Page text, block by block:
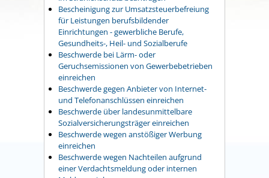
Bescheinigung zur Umsatzsteuerbefreiung
für Leistungen berufsbildender
Einrichtungen - gewerbliche Berufe,
Gesundheits-, Heil- und Sozialberufe
Beschwerde bei Lärm- oder
Geruchsemissionen von Gewerbebetrieben
einreichen
Beschwerde gegen Anbieter von Internet-
und Telefonanschlüssen einreichen
Beschwerde über landesunmittelbare
Sozialversicherungsträger einreichen
Beschwerde wegen anstößiger Werbung
einreichen
Beschwerde wegen Nachteilen aufgrund
einer Verdachtsmeldung oder internen